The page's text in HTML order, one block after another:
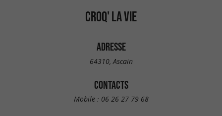
CROQ' LA VIE
ADRESSE
64310, Ascain
CONTACTS
Mobile : 06 26 27 79 68